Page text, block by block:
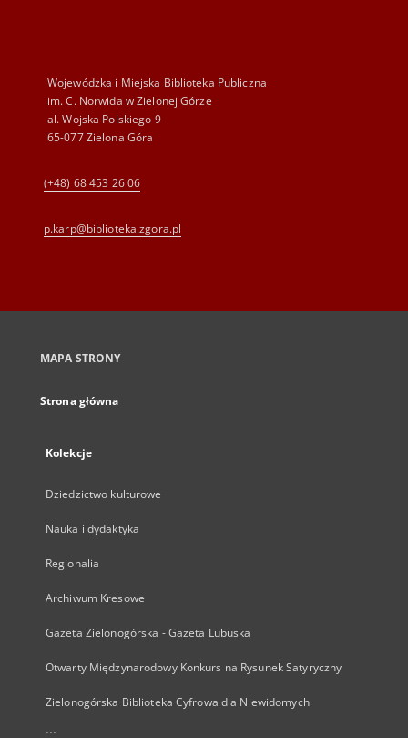
Wojewódzka i Miejska Biblioteka Publiczna
im. C. Norwida w Zielonej Górze
al. Wojska Polskiego 9
65-077 Zielona Góra
(+48) 68 453 26 06
p.karp@biblioteka.zgora.pl
MAPA STRONY
Strona główna
Kolekcje
Dziedzictwo kulturowe
Nauka i dydaktyka
Regionalia
Archiwum Kresowe
Gazeta Zielonogórska - Gazeta Lubuska
Otwarty Międzynarodowy Konkurs na Rysunek Satyryczny
Zielonogórska Biblioteka Cyfrowa dla Niewidomych
...